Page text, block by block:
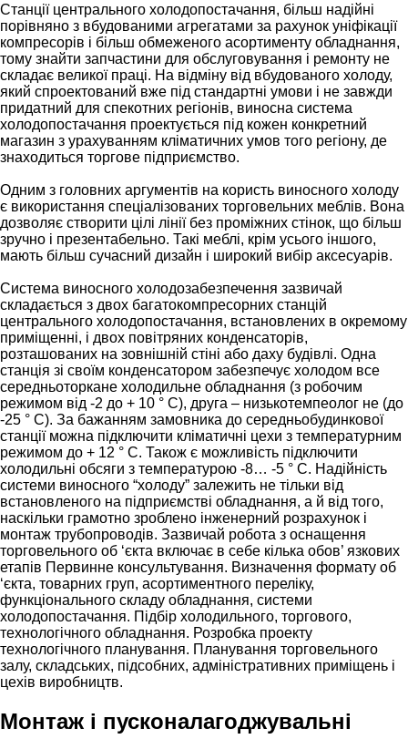
Станції центрального холодопостачання, більш надійні
порівняно з вбудованими агрегатами за рахунок уніфікації
компресорів і більш обмеженого асортименту обладнання,
тому знайти запчастини для обслуговування і ремонту не
складає великої праці. На відміну від вбудованого холоду,
який спроектований вже під стандартні умови і не завжди
придатний для спекотних регіонів, виносна система
холодопостачання проектується під кожен конкретний
магазин з урахуванням кліматичних умов того регіону, де
знаходиться торгове підприємство.
Одним з головних аргументів на користь виносного холоду
є використання спеціалізованих торговельних меблів. Вона
дозволяє створити цілі лінії без проміжних стінок, що більш
зручно і презентабельно. Такі меблі, крім усього іншого,
мають більш сучасний дизайн і широкий вибір аксесуарів.
Система виносного холодозабезпечення зазвичай
складається з двох багатокомпресорних станцій
центрального холодопостачання, встановлених в окремому
приміщенні, і двох повітряних конденсаторів,
розташованих на зовнішній стіні або даху будівлі. Одна
станція зі своїм конденсатором забезпечує холодом все
середньоторкане холодильне обладнання (з робочим
режимом від -2 до + 10 ° С), друга – низькотемпеолог не (до
-25 ° С). За бажанням замовника до середньобудинкової
станції можна підключити кліматичні цехи з температурним
режимом до + 12 ° С. Також є можливість підключити
холодильні обсяги з температурою -8… -5 ° С. Надійність
системи виносного “холоду” залежить не тільки від
встановленого на підприємстві обладнання, а й від того,
наскільки грамотно зроблено інженерний розрахунок і
монтаж трубопроводів. Зазвичай робота з оснащення
торговельного об ‘єкта включає в себе кілька обов’ язкових
етапів Первинне консультування. Визначення формату об
‘єкта, товарних груп, асортиментного переліку,
функціонального складу обладнання, системи
холодопостачання. Підбір холодильного, торгового,
технологічного обладнання. Розробка проекту
технологічного планування. Планування торговельного
залу, складських, підсобних, адміністративних приміщень і
цехів виробництв.
Монтаж і пусконалагоджувальні